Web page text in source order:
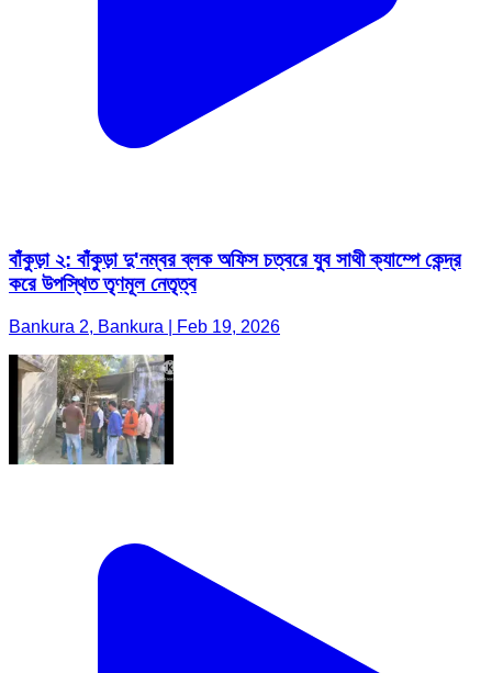
বাঁকুড়া ২: বাঁকুড়া দু'নম্বর ব্লক অফিস চত্বরে যুব সাথী ক্যাম্পে কেন্দ্র
করে উপস্থিত তৃণমূল নেতৃত্ব
Bankura 2, Bankura | Feb 19, 2026